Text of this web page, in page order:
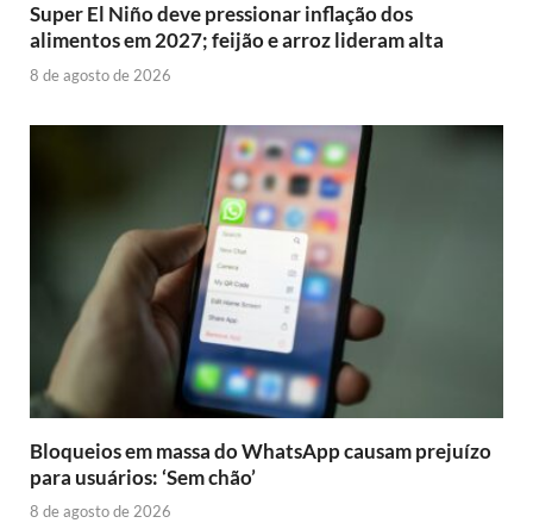
Super El Niño deve pressionar inflação dos
alimentos em 2027; feijão e arroz lideram alta
8 de agosto de 2026
Bloqueios em massa do WhatsApp causam prejuízo
para usuários: ‘Sem chão’
8 de agosto de 2026